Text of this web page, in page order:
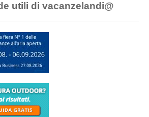
utili di vacanzelandi@